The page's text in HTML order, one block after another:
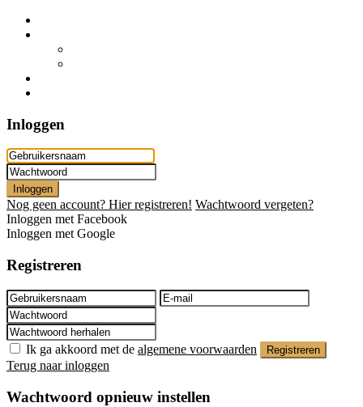
Inloggen
Inloggen
Nog geen account? Hier registreren! Wachtwoord vergeten?
Inloggen met Facebook
Inloggen met Google
Registreren
Ik ga akkoord met de algemene voorwaarden Registreren
Terug naar inloggen
Wachtwoord opnieuw instellen